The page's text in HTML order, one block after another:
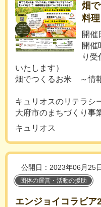
畑
料理
開催
開催
り
いたします）
畑でつくるお米 ～情
キュリオスのリテラシ
大府市のまちづくり事
キュリオス
公開日：2023年06月25
団体の運営・活動の援助
エンジョイコラビア